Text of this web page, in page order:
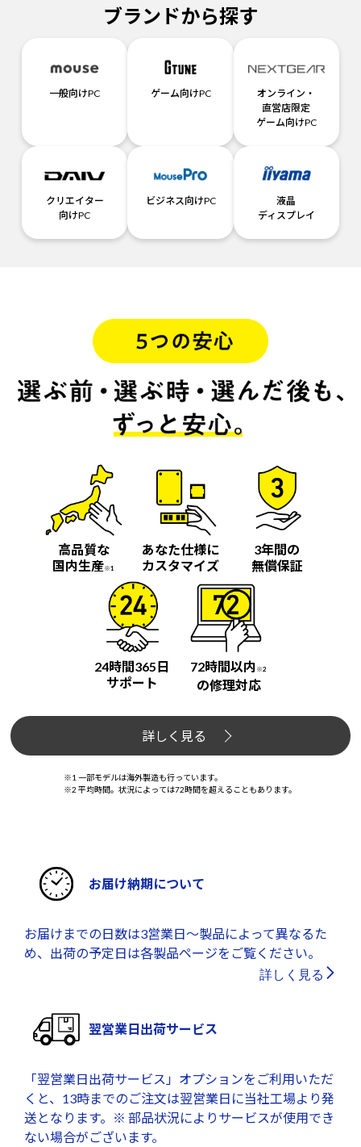
ブランドから探す
一般向けPC ゲーム向けPC
オンライン・
直営店限定
ゲーム向けPC
クリエイター
向けPC
ビジネス向けPC
液晶
ディスプレイ
高品質な
国内生産※1
あなた仕様に
カスタマイズ
3年間の
無償保証
24時間365日
サポート
72時間以内 ※2
の修理対応
詳しく見る
※1 一部モデルは海外製造も行っています。
※2 平均時間。状況によっては72時間を超えることもあります。
お届け納期について
お届けまでの日数は3営業日～製品によって異なるた
め、出荷の予定日は各製品ページをご覧ください。
詳しく見る
翌営業日出荷サービス
「翌営業日出荷サービス」オプションをご利用いただ
くと、13時までのご注文は翌営業日に当社工場より発
送となります。※ 部品状況によりサービスが使用でき
ない場合がございます。